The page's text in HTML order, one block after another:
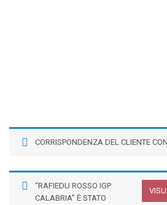
CORRISPONDENZA DEL CLIENTE
“RAFIEDU ROSSO IGP
CALABRIA” È STATO